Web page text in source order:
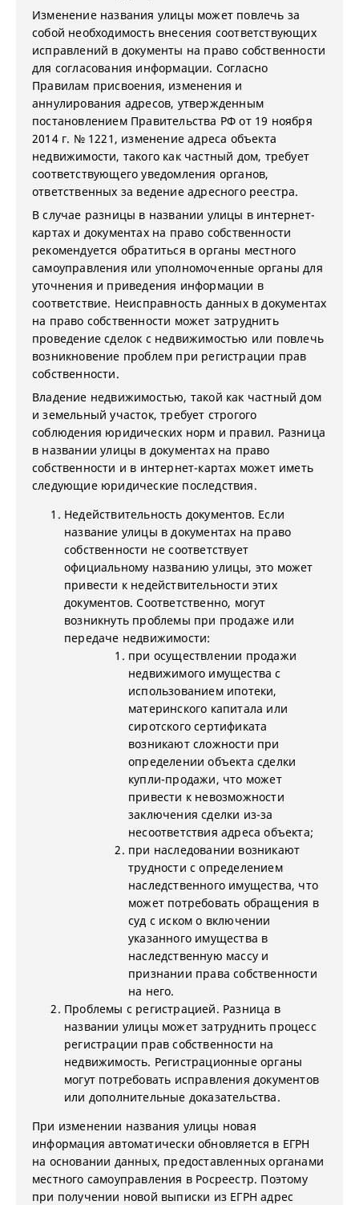
Изменение названия улицы может повлечь за
собой необходимость внесения соответствующих
исправлений в документы на право собственности
для согласования информации. Согласно
Правилам присвоения, изменения и
аннулирования адресов, утвержденным
постановлением Правительства РФ от 19 ноября
2014 г. № 1221, изменение адреса объекта
недвижимости, такого как частный дом, требует
соответствующего уведомления органов,
ответственных за ведение адресного реестра.
В случае разницы в названии улицы в интернет-
картах и документах на право собственности
рекомендуется обратиться в органы местного
самоуправления или уполномоченные органы для
уточнения и приведения информации в
соответствие. Неисправность данных в документах
на право собственности может затруднить
проведение сделок с недвижимостью или повлечь
возникновение проблем при регистрации прав
собственности.
Владение недвижимостью, такой как частный дом
и земельный участок, требует строгого
соблюдения юридических норм и правил. Разница
в названии улицы в документах на право
собственности и в интернет-картах может иметь
следующие юридические последствия.
Недействительность документов. Если
название улицы в документах на право
собственности не соответствует
официальному названию улицы, это может
привести к недействительности этих
документов. Соответственно, могут
возникнуть проблемы при продаже или
передаче недвижимости:
при осуществлении продажи
недвижимого имущества с
использованием ипотеки,
материнского капитала или
сиротского сертификата
возникают сложности при
определении объекта сделки
купли-продажи, что может
привести к невозможности
заключения сделки из-за
несоответствия адреса объекта;
при наследовании возникают
трудности с определением
наследственного имущества, что
может потребовать обращения в
суд с иском о включении
указанного имущества в
наследственную массу и
признании права собственности
на него.
Проблемы с регистрацией. Разница в
названии улицы может затруднить процесс
регистрации прав собственности на
недвижимость. Регистрационные органы
могут потребовать исправления документов
или дополнительные доказательства.
При изменении названия улицы новая
информация автоматически обновляется в ЕГРН
на основании данных, предоставленных органами
местного самоуправления в Росреестр. Поэтому
при получении новой выписки из ЕГРН адрес